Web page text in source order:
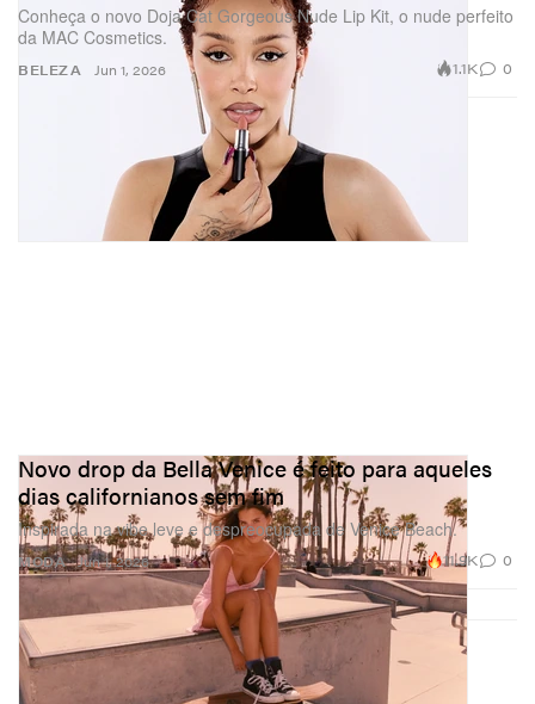
BELEZA
Conheça o novo Doja Cat Gorgeous Nude Lip Kit, o nude perfeito
da MAC Cosmetics.
Jun 1, 2026 1.1K 0
MODA
Novo drop da Bella Venice é feito para aqueles
dias californianos sem fim
Inspirada na vibe leve e despreocupada de Venice Beach.
Jun 1, 2026 11.9K 0